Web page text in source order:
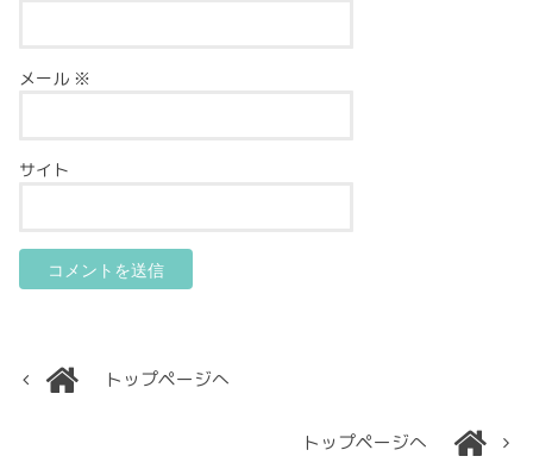
メール ※
サイト
トップページへ
トップページへ